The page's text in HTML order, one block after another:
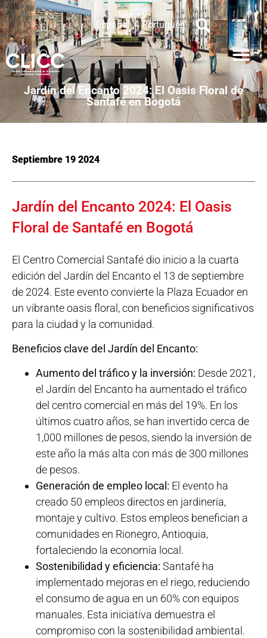
Español Português
Jardín del Encanto 2024: El Oasis Floral de
Santafé en Bogotá
Septiembre 19 2024
Jardín del Encanto 2024: El Oasis
Floral de Santafé en Bogotá
El Centro Comercial Santafé dio inicio a la cuarta
edición del Jardín del Encanto el 13 de septiembre
de 2024. Este evento convierte la Plaza Ecuador en
un vibrante oasis floral, con beneficios significativos
para la ciudad y la comunidad.
Beneficios clave del Jardín del Encanto:
Aumento del tráfico y la inversión: Desde 2021,
el Jardín del Encanto ha aumentado el tráfico
del centro comercial en más del 19%. En los
últimos cuatro años, se han invertido cerca de
1,000 millones de pesos, siendo la inversión de
este año la más alta con más de 300 millones
de pesos.
Generación de empleo local: El evento ha
creado 50 empleos directos en jardinería,
montaje y cultivo. Estos empleos benefician a
comunidades en Rionegro, Antioquia,
fortaleciendo la economía local.
Sostenibilidad y eficiencia: Santafé ha
implementado mejoras en el riego, reduciendo
el consumo de agua en un 60% con equipos
manuales. Esta iniciativa demuestra el
compromiso con la sostenibilidad ambiental.